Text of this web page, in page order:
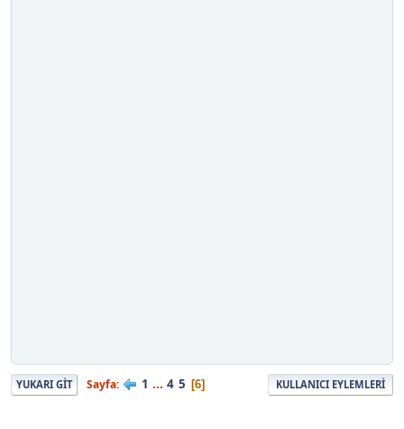
YUKARI GIT Sayfa 1 ... 4 5 6 KULLANICI EYLEMLERI